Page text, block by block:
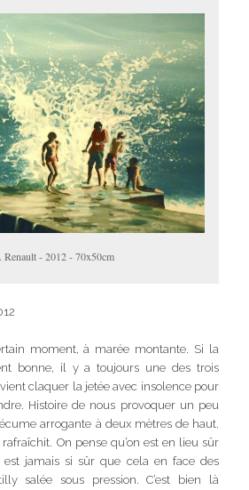
Renault - 2012 - 70x50cm
moment, à marée montante. Si la
bonne, il y a toujours une des trois
claquer la jetée avec insolence pour
Histoire de nous provoquer un peu
arrogante à deux mètres de haut.
rafraîchit. On pense qu’on est en lieu sûr
est jamais si sûr que cela en face des
salée sous pression. C’est bien là